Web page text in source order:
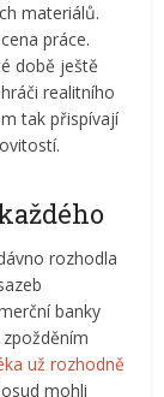
materiálů.
práce.
době ještě
realitního
tak přispívají
rozhodla
banky
už rozhodně
mohli